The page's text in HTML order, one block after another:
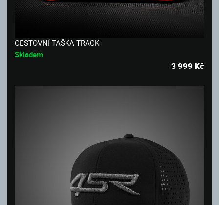
CESTOVNÍ TAŠKA TRACK
Skladem
3 999 Kč